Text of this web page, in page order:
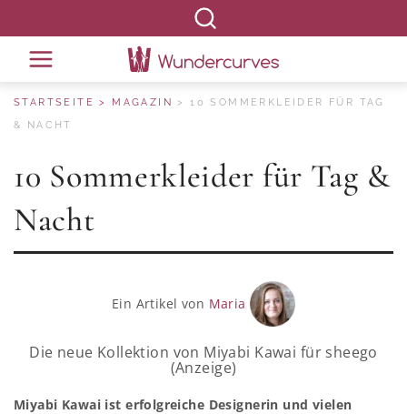
STARTSEITE MAGAZIN
10 SOMMERKLEIDER FÜR TAG
& NACHT
10 Sommerkleider für Tag &
Nacht
Ein Artikel von Maria
Die neue Kollektion von Miyabi Kawai für sheego
(Anzeige)
Miyabi Kawai ist erfolgreiche Designerin und vielen